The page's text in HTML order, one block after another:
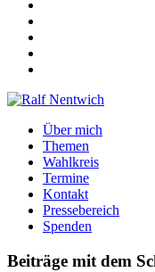
Über mich
Themen
Wahlkreis
Termine
Kontakt
Pressebereich
Spenden
Beiträge mit dem